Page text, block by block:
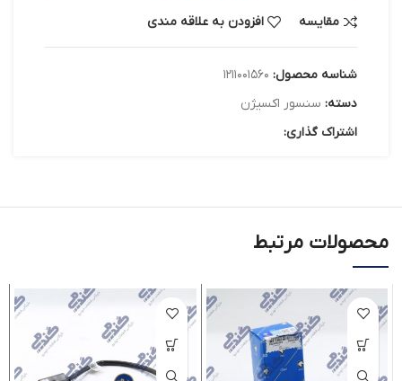
مقایسه افزودن به علاقه مندی
شناسه محصول: ۱۲۱۱۰۰۱۵۶۰
دسته: سنسور اکسیژن
اشتراک گذاری:
محصولات مرتبط